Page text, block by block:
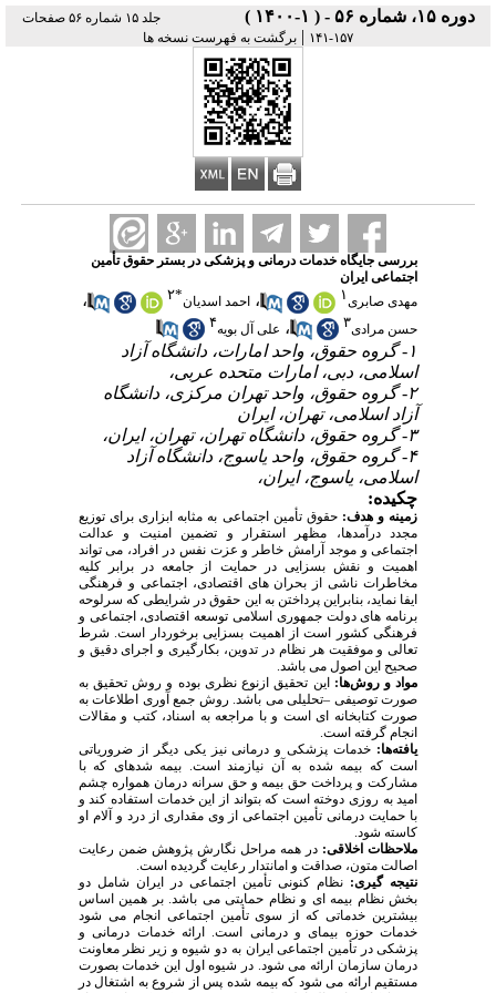
دوره ۱۵، شماره ۵۶ - ( ۱-۱۴۰۰ )
جلد ۱۵ شماره ۵۶ صفحات
۱۵۷-۱۴۱
| برگشت به فهرست نسخه ها
بررسی جایگاه خدمات درمانی و پزشکی در بستر حقوق تأمین
اجتماعی ایران
مهدی صابری۱ ، احمد اسدیان*۲ ،
حسن مرادی۳ ، علی آل بویه۴
۱- گروه حقوق، واحد امارات، دانشگاه آزاد
اسلامی، دبی، امارات متحده عربی،
۲- گروه حقوق، واحد تهران مرکزی، دانشگاه
آزاد اسلامی، تهران، ایران
۳- گروه حقوق، دانشگاه تهران، تهران، ایران،
۴- گروه حقوق، واحد یاسوج، دانشگاه آزاد
اسلامی، یاسوج، ایران،
چکیده:
زمینه و هدف: حقوق تأمین اجتماعی به مثابه ابزاری برای توزیع
مجدد درآمدها، مظهر استقرار و تضمین امنیت و عدالت
اجتماعی و موجد آرامش خاطر و عزت نفس در افراد، می تواند
اهمیت و نقش بسزایی در حمایت از جامعه در برابر کلیه
مخاطرات ناشی از بحران­ های اقتصادی، اجتماعی و فرهنگی
ایفا نماید، بنابراین پرداختن به این حقوق در شرایطی که سرلوحه
برنامه­ های دولت جمهوری اسلامی توسعه اقتصادی، اجتماعی و
فرهنگی کشور است از اهمیت بسزایی برخوردار است. شرط
تعالی و موفقیت هر نظام در تدوین، بکارگیری و اجرای دقیق و
صحیح این اصول می­ باشد.
مواد و روش‌ها: این تحقیق ازنوع نظری بوده و روش تحقیق به
صورت توصیفی –تحلیلی می­ باشد. روش جمع­ آوری اطلاعات به
صورت کتابخانه­ ای است و با مراجعه به اسناد، کتب و مقالات
انجام گرفته است.
یافته‌ها: خدمات پزشکی و درمانی نیز یکی دیگر از ضروریاتی
است که بیمه­ شده به آن نیازمند است. بیمه­ شده­ای که با
مشارکت و پرداخت حق بیمه و حق سرانه درمان همواره چشم
امید به روزی دوخته است که بتواند از این خدمات استفاده کند و
با حمایت درمانی تأمین اجتماعی از وی مقداری از درد و آلام او
کاسته شود.
ملاحظات اخلاقی: در همه مراحل نگارش پژوهش ضمن رعایت
اصالت متون، صداقت و امانت­دار رعایت گردیده است.
نتیجه ­گیری: نظام کنونی تأمین اجتماعی در ایران شامل دو
بخش نظام بیمه­ ای ونظام حمایتی می­ باشد. بر همین اساس
بیشترین خدماتی که از سوی تأمین اجتماعی انجام می­ شود
خدمات حوزه بیم­ای و درمانی است. ارائه خدمات درمانی و
پزشکی در تأمین اجتماعی ایران به دو شیوه و زیر نظر معاونت
درمان سازمان ارائه می­ شود. در شیوه اول این خدمات بصورت
مستقیم ارائه می­ شود که بیمه­ شده پس از شروع به اشتغال در